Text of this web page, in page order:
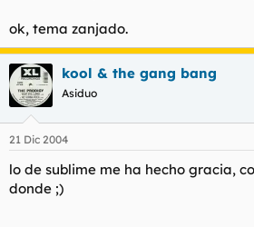
ok, tema zanjado.
kool & the gang bang
Asiduo
21 Dic 2004
lo de sublime me ha hecho gracia,
donde ;)